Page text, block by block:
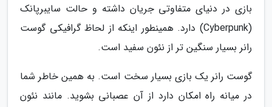
بازی در دنیای متفاوتی جریان داشته و حالت سایبرپانک
(Cyberpunk) دارد. همینطور اینکه از لحاظ گرافیکی گوست
رانر بسیار سنگین تر از نئون سفید است.
گوست رانر یک بازی بسیار سخت است. به همین خاطر شما
در میانه راه امکان دارد از آن عصبانی بشوید. مانند نئون